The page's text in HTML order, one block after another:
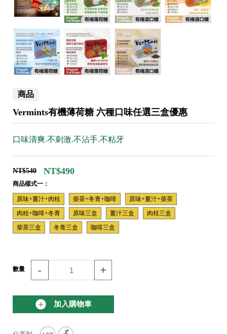
商品
Vermints有機薄荷糖 六種口味任選三盒優惠
口味清爽.不刺激.不沾手.不粘牙
NT$540 NT$490
商品樣式一：
原味+薑汁+肉桂 柴茶+冬青+咖啡
原味+薑汁+柴茶
肉桂+咖啡+冬青
原味三盒 薑汁三盒
肉桂三盒
柴茶三盒
冬青三盒 咖啡三盒
數量 - +
加入購物車